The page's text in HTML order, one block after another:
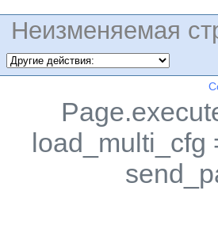
Неизменяемая
load_multi_cfg